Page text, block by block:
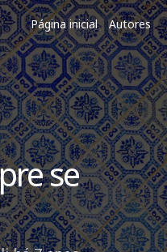
Página inicial Autores
se